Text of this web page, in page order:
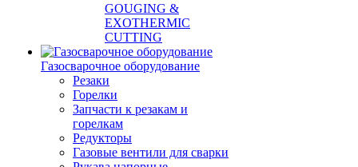
GOUGING &
EXOTHERMIC
CUTTING
Газосварочное оборудование
Резаки
Горелки
Запчасти к резакам и
горелкам
Редукторы
Газовые вентили для сварки